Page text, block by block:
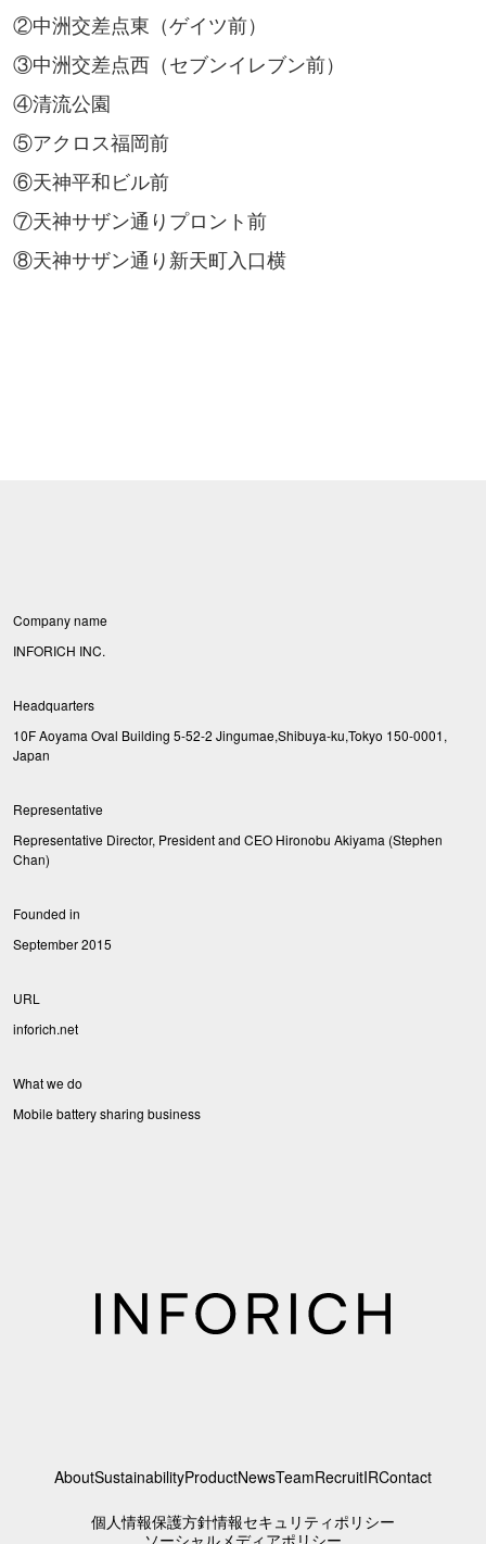
②中洲交差点東（ゲイツ前）
③中洲交差点西（セブンイレブン前）
④清流公園
⑤アクロス福岡前
⑥天神平和ビル前
⑦天神サザン通りプロント前
⑧天神サザン通り新天町入口横
Company name
INFORICH INC.
Headquarters
10F Aoyama Oval Building 5-52-2 Jingumae,Shibuya-ku,Tokyo 150-0001,
Japan
Representative
Representative Director, President and CEO Hironobu Akiyama (Stephen
Chan)
Founded in
September 2015
URL
inforich.net
What we do
Mobile battery sharing business
AboutSustainabilityProductNewsTeamRecruitIRContact
個人情報保護方針情報セキュリティポリシー
ソーシャルメディアポリシー